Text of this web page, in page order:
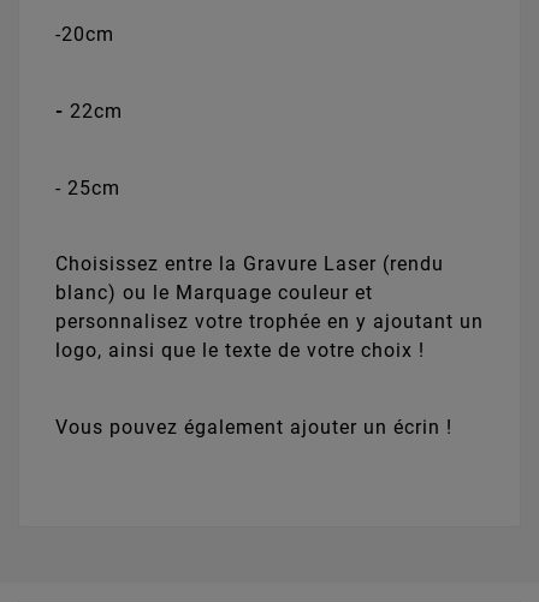
-20cm
- 22cm
- 25cm
Choisissez entre la Gravure Laser (rendu
blanc) ou le Marquage couleur et
personnalisez votre trophée en y ajoutant un
logo, ainsi que le texte de votre choix !
Vous pouvez également ajouter un écrin !